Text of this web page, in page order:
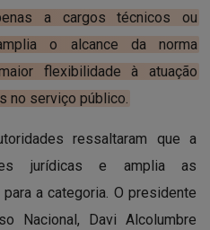
a cargos técnicos ou
o alcance da norma
flexibilidade à atuação
no serviço público.
ressaltaram que a
jurídicas e amplia as
a categoria. O presidente
Nacional, Davi Alcolumbre